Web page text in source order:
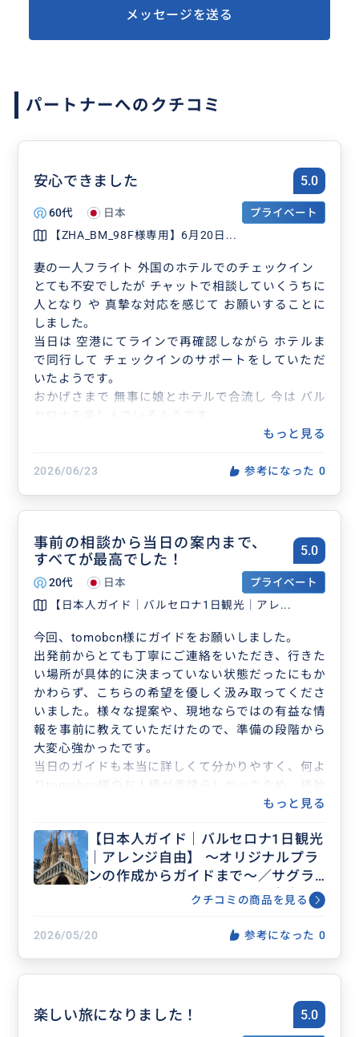
メッセージを送る
パートナーへのクチコミ
安心できました 5.0
60代 日本
プライベート
【ZHA_BM_98F様専用】6月20日...
妻の一人フライト 外国のホテルでのチェックイン
とても不安でしたが チャットで相談していくうちに
人となり や 真摯な対応を感じて お願いすることに
しました。
当日は 空港にてラインで再確認しながら ホテルま
で同行して チェックインのサポートをしていただ
いたようです。
おかげさまで 無事に娘とホテルで合流し 今は バル
今後とも ますます ご活躍ください。
もっと見る
2026/06/23 参考になった 0
事前の相談から当日の案内まで、
すべてが最高でした！
5.0
20代 日本
プライベート
【日本人ガイド｜バルセロナ1日観光｜アレ...
今回、tomobcn様にガイドをお願いしました。
出発前からとても丁寧にご連絡をいただき、行きた
い場所が具体的に決まっていない状態だったにもか
かわらず、こちらの希望を優しく汲み取ってくださ
いました。様々な提案や、現地ならではの有益な情
報を事前に教えていただけたので、準備の段階から
大変心強かったです。
当日のガイドも本当に詳しくて分かりやすく、何よ
りtomobcn様のお人柄が素晴らしかったため、終始
リラックスして楽しい時間を過ごすことができまし
また機会があれば、ぜひ次もtomobcn様にお願いし
たいです。
もっと見る
【日本人ガイド｜バルセロナ1日観光
｜アレンジ自由】 〜オリジナルプラ
ンの作成からガイドまで〜／サグラ
ダファミリア・カタルーニャ音楽
クチコミの商品を見る
2026/05/20 参考になった 0
楽しい旅になりました！ 5.0